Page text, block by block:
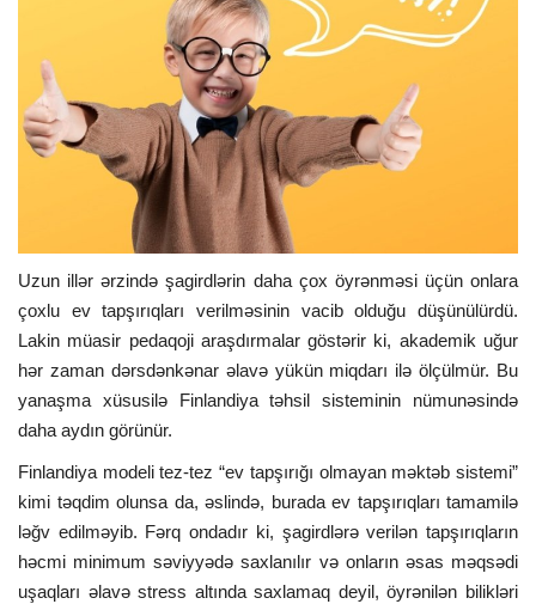
ƏLAQƏ
Dil
Azerbaijani English
Uzun illər ərzində şagirdlərin daha çox öyrənməsi üçün onlara
çoxlu ev tapşırıqları verilməsinin vacib olduğu düşünülürdü.
Lakin müasir pedaqoji araşdırmalar göstərir ki, akademik uğur
hər zaman dərsdənkənar əlavə yükün miqdarı ilə ölçülmür. Bu
yanaşma xüsusilə Finlandiya təhsil sisteminin nümunəsində
daha aydın görünür.
Finlandiya modeli tez-tez “ev tapşırığı olmayan məktəb sistemi”
kimi təqdim olunsa da, əslində, burada ev tapşırıqları tamamilə
ləğv edilməyib. Fərq ondadır ki, şagirdlərə verilən tapşırıqların
həcmi minimum səviyyədə saxlanılır və onların əsas məqsədi
uşaqları əlavə stress altında saxlamaq deyil, öyrənilən bilikləri